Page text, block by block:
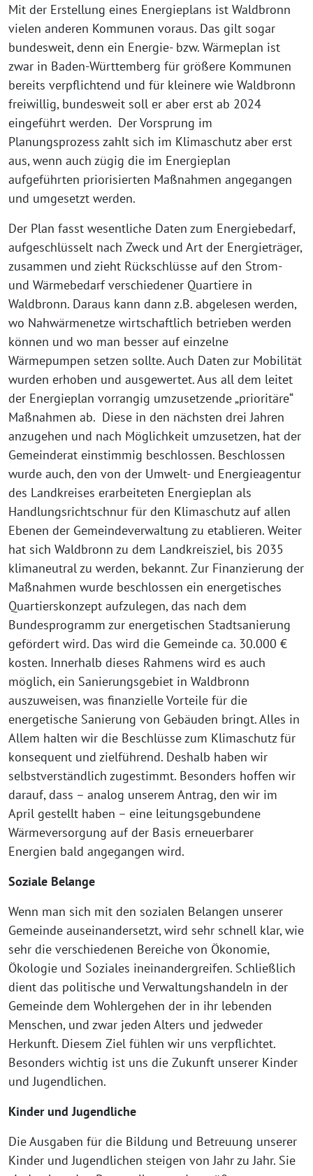
Mit der Erstellung eines Energieplans ist Waldbronn
vielen anderen Kommunen voraus. Das gilt sogar
bundesweit, denn ein Energie- bzw. Wärmeplan ist
zwar in Baden-Württemberg für größere Kommunen
bereits verpflichtend und für kleinere wie Waldbronn
freiwillig, bundesweit soll er aber erst ab 2024
eingeführt werden. Der Vorsprung im
Planungsprozess zahlt sich im Klimaschutz aber erst
aus, wenn auch zügig die im Energieplan
aufgeführten priorisierten Maßnahmen angegangen
und umgesetzt werden.
Der Plan fasst wesentliche Daten zum Energiebedarf,
aufgeschlüsselt nach Zweck und Art der Energieträger,
zusammen und zieht Rückschlüsse auf den Strom-
und Wärmebedarf verschiedener Quartiere in
Waldbronn. Daraus kann dann z.B. abgelesen werden,
wo Nahwärmenetze wirtschaftlich betrieben werden
können und wo man besser auf einzelne
Wärmepumpen setzen sollte. Auch Daten zur Mobilität
wurden erhoben und ausgewertet. Aus all dem leitet
der Energieplan vorrangig umzusetzende „prioritäre“
Maßnahmen ab. Diese in den nächsten drei Jahren
anzugehen und nach Möglichkeit umzusetzen, hat der
Gemeinderat einstimmig beschlossen. Beschlossen
wurde auch, den von der Umwelt- und Energieagentur
des Landkreises erarbeiteten Energieplan als
Handlungsrichtschnur für den Klimaschutz auf allen
Ebenen der Gemeindeverwaltung zu etablieren. Weiter
hat sich Waldbronn zu dem Landkreisziel, bis 2035
klimaneutral zu werden, bekannt. Zur Finanzierung der
Maßnahmen wurde beschlossen ein energetisches
Quartierskonzept aufzulegen, das nach dem
Bundesprogramm zur energetischen Stadtsanierung
gefördert wird. Das wird die Gemeinde ca. 30.000 €
kosten. Innerhalb dieses Rahmens wird es auch
möglich, ein Sanierungsgebiet in Waldbronn
auszuweisen, was finanzielle Vorteile für die
energetische Sanierung von Gebäuden bringt. Alles in
Allem halten wir die Beschlüsse zum Klimaschutz für
konsequent und zielführend. Deshalb haben wir
selbstverständlich zugestimmt. Besonders hoffen wir
darauf, dass – analog unserem Antrag, den wir im
April gestellt haben – eine leitungsgebundene
Wärmeversorgung auf der Basis erneuerbarer
Energien bald angegangen wird.
Soziale Belange
Wenn man sich mit den sozialen Belangen unserer
Gemeinde auseinandersetzt, wird sehr schnell klar, wie
sehr die verschiedenen Bereiche von Ökonomie,
Ökologie und Soziales ineinandergreifen. Schließlich
dient das politische und Verwaltungshandeln in der
Gemeinde dem Wohlergehen der in ihr lebenden
Menschen, und zwar jeden Alters und jedweder
Herkunft. Diesem Ziel fühlen wir uns verpflichtet.
Besonders wichtig ist uns die Zukunft unserer Kinder
und Jugendlichen.
Kinder und Jugendliche
Die Ausgaben für die Bildung und Betreuung unserer
Kinder und Jugendlichen steigen von Jahr zu Jahr. Sie